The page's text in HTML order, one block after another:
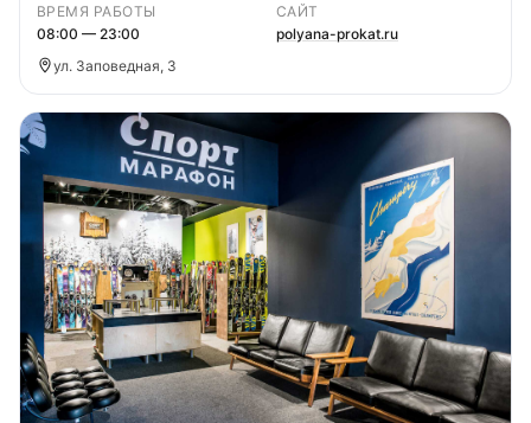
ВРЕМЯ РАБОТЫ
08:00 — 23:00
САЙТ
polyana-prokat.ru
ул. Заповедная, 3